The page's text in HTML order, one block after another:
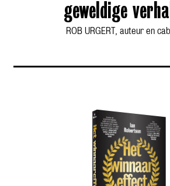
geweldige
ROB URGERT, auteur en